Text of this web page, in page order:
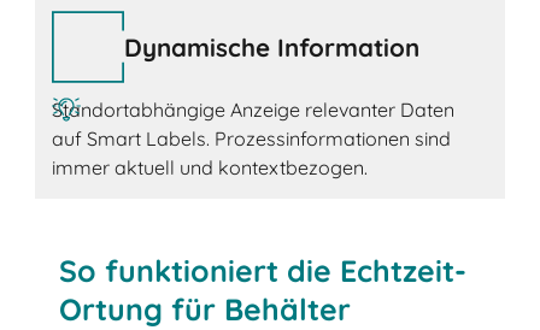
Dynamische Information
Standortabhängige Anzeige relevanter Daten
auf Smart Labels. Prozessinformationen sind
immer aktuell und kontextbezogen.
So funktioniert die Echtzeit-
Ortung für Behälter